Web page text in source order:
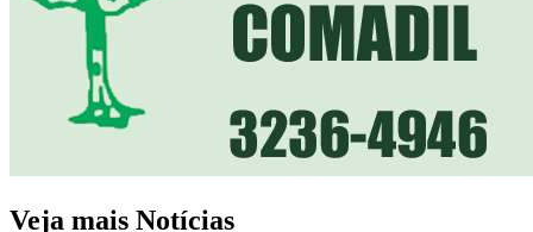
Veja mais Notícias